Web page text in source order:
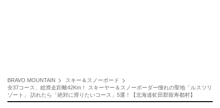
BRAVO MOUNTAIN
スキー＆スノーボード
全37コース、総滑走距離42Km！ スキーヤー＆スノーボーダー憧れの聖地「ルスツリ
ゾート」 訪れたら「絶対に滑りたいコース」5選！【北海道虻田郡留寿都村】